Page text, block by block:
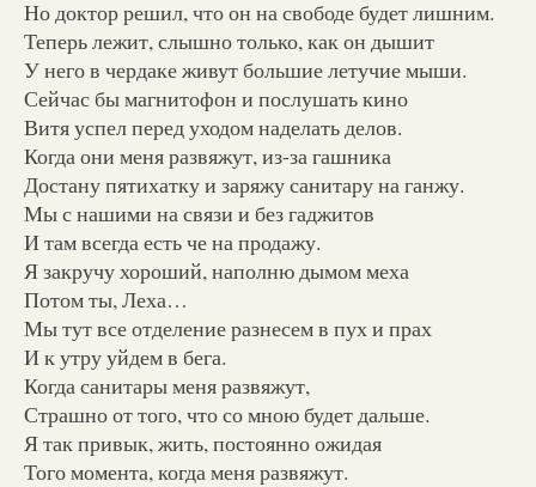
Но доктор решил, что он на свободе будет лишним.
Теперь лежит, слышно только, как он дышит
У него в чердаке живут большие летучие мыши.
Сейчас бы магнитофон и послушать кино
Витя успел перед уходом наделать делов.
Когда они меня развяжут, из-за гашника
Достану пятихатку и заряжу санитару на ганжу.
Мы с нашими на связи и без гаджитов
И там всегда есть че на продажу.
Я закручу хороший, наполню дымом меха
Потом ты, Леха…
Мы тут все отделение разнесем в пух и прах
И к утру уйдем в бега.
Когда санитары меня развяжут,
Страшно от того, что со мною будет дальше.
Я так привык, жить, постоянно ожидая
Того момента, когда меня развяжут.